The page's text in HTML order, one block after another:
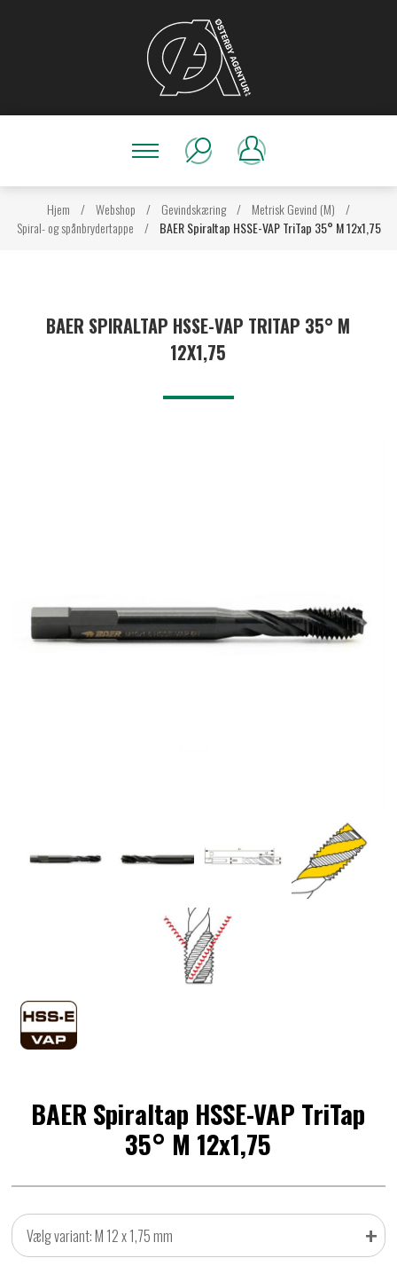
Hjem / Webshop / Gevindskæring / Metrisk Gevind (M)
/
Spiral- og spånbrydertappe
/ BAER Spiraltap HSSE-VAP TriTap 35° M 12x1,75
BAER SPIRALTAP HSSE-VAP TRITAP 35° M
12X1,75
BAER Spiraltap HSSE-VAP TriTap
35° M 12x1,75
Vælg variant: M 12 x 1,75 mm +